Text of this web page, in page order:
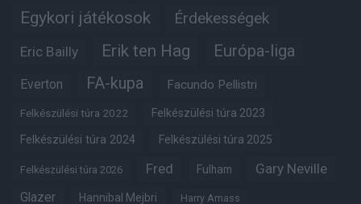
Egykori játékosok Érdekességek
Eric Bailly Erik ten Hag Európa-liga
Everton FA-kupa Facundo Pellistri
Felkészülési túra 2022 Felkészülési túra 2023
Felkészülési túra 2024 Felkészülési túra 2025
Felkészülési túra 2026 Fred Fulham Gary Neville
Glazer Hannibal Mejbri Harry Amass